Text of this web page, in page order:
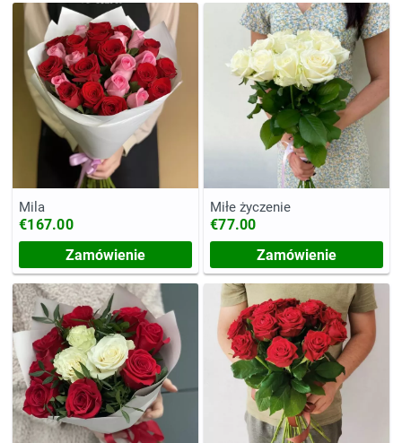
Mila
€167.00
Zamówienie
Miłe życzenie
€77.00
Zamówienie